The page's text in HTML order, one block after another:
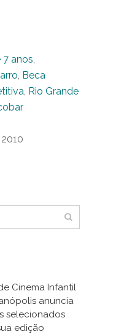
7 anos,
, Beca
, Rio Grande
Cinema Infantil
anuncia
selecionados
edição